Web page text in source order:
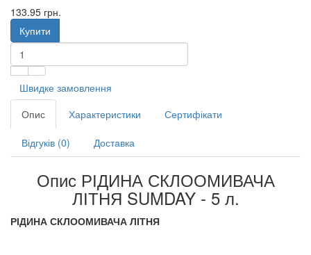
133.95 грн.
Купити
Швидке замовлення
Опис
Характеристики Сертифікати
Відгуків (0) Доставка
Опис РІДИНА СКЛООМИВАЧА
ЛІТНЯ SUMDAY - 5 л.
РІДИНА СКЛООМИВАЧА ЛІТНЯ